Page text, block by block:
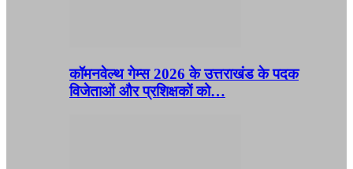
कॉमनवेल्थ गेम्स 2026 के उत्तराखंड के पदक
विजेताओं और प्रशिक्षकों को…